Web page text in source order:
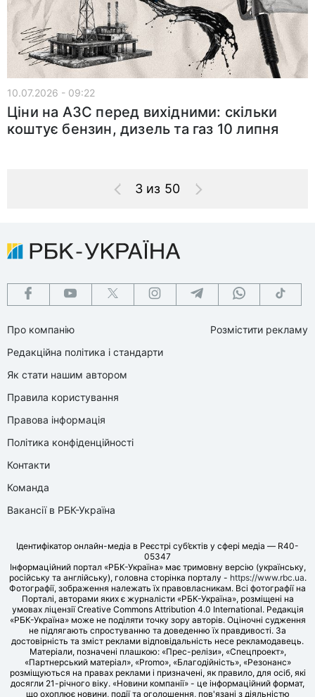
10.07.2026 - 09:22
Ціни на АЗС перед вихідними: скільки
коштує бензин, дизель та газ 10 липня
3 из 50
Про компанію
Редакційна політика і стандарти
Як стати нашим автором
Правила користування
Правова інформація
Політика конфіденційності
Контакти
Команда
Вакансії в РБК-Україна
Розмістити рекламу
Ідентифікатор онлайн-медіа в Реєстрі суб’єктів у сфері медіа — R40-
05347
Інформаційний портал «РБК-Україна» має тримовну версію (українську,
російську та англійську), головна сторінка порталу - https://www.rbc.ua.
Фотографії, зображення належать їх правовласникам. Всі фотографії на
Порталі, авторами яких є журналісти «РБК-Україна», розміщені на
умовах ліцензії Creative Commons Attribution 4.0 International. Редакція
«РБК-Україна» може не поділяти точку зору авторів. Оціночні судження
не підлягають спростуванню та доведенню їх правдивості. За
достовірність та зміст реклами відповідальність несе рекламодавець.
Матеріали, позначені плашкою: «Прес-релізи», «Спецпроект»,
«Партнерський матеріал», «Promo», «Благодійність», «Резонанс»
розміщуються на правах реклами і призначені, як правило, для осіб, які
досягли 21-річного віку. «Новини компанії» - це інформаційний формат,
що охоплює новини, події та оголошення, пов'язані з діяльністю